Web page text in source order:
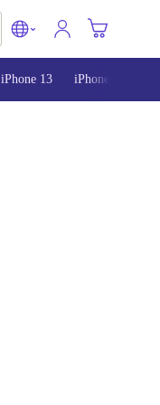
iPhone 13 iPhone 14